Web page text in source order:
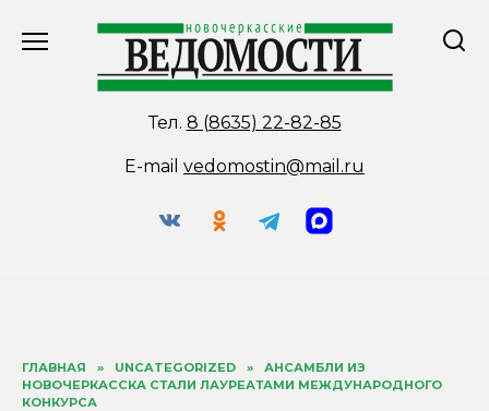
Тел. 8 (8635) 22-82-85
E-mail vedomostin@mail.ru
ГЛАВНАЯ » UNCATEGORIZED »
АНСАМБЛИ ИЗ
НОВОЧЕРКАССКА СТАЛИ ЛАУРЕАТАМИ МЕЖДУНАРОДНОГО
КОНКУРСА